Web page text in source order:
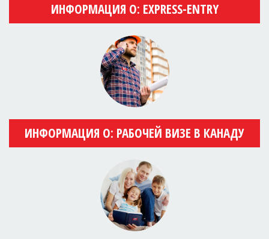
ИНФОРМАЦИЯ О: EXPRESS-ENTRY
ИНФОРМАЦИЯ О: РАБОЧЕЙ ВИЗЕ В КАНАДУ